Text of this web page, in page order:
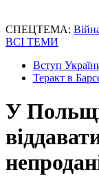
СПЕЦТЕМА:
ВСІ ТЕМИ
Вступ
Теракт в
У